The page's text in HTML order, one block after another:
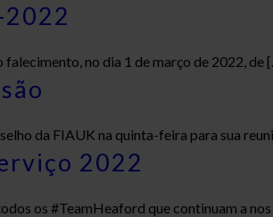
falecimento, no dia 1 de março de 2022, de
da FIAUK na quinta-feira para sua
2022
os #TeamHeaford que continuam a